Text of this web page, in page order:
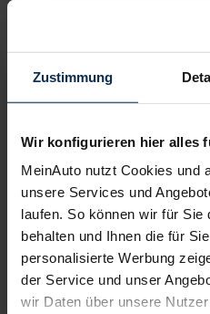
Zustimmung
Wir konfigurieren hier alles
MeinAuto nutzt Cookies und
unsere Services und
laufen. So können wir für Sie
behalten und Ihnen die für
personalisierte Werbung
der Service und unser
wir Daten über unsere
Opel Vivaro Kombi
ab40.690,00€
Fahrzeugtyp: